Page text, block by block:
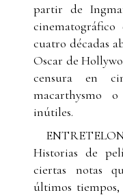
partir de
cuatro décadas
Oscar de
censura en
macarthysmo
inútiles.
Historias de
ciertas notas
últimos